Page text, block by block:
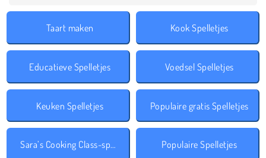
Taart maken Kook Spelletjes
Educatieve Spelletjes Voedsel Spelletjes
Keuken Spelletjes Populaire gratis Spelletjes
Sara’s Cooking Class-spelletjes Populaire Spelletjes